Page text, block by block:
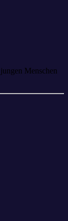
Menschen